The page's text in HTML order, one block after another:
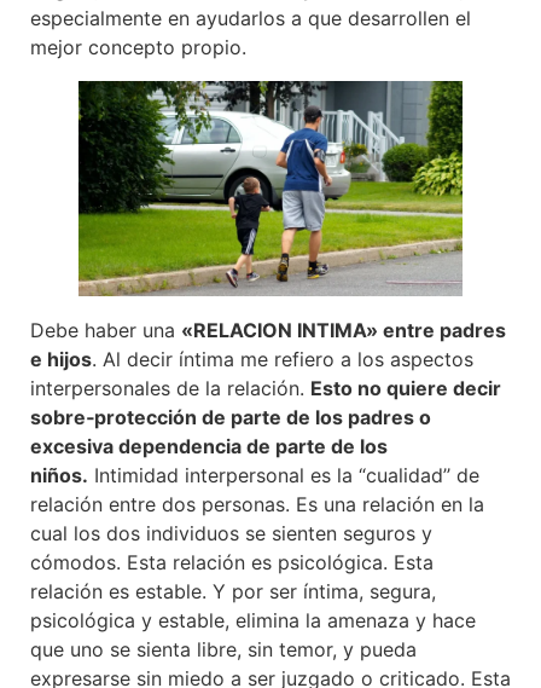
especialmente en ayudarlos a que desarrollen el
mejor concepto propio.
Debe haber una «RELACION INTIMA» entre padres
e hijos. Al decir íntima me refiero a los aspectos
interpersonales de la relación. Esto no quiere decir
sobre‑protección de parte de los padres o
excesiva dependencia de parte de los
niños. Intimidad interpersonal es la “cualidad’’ de
relación entre dos personas. Es una relación en la
cual los dos individuos se sienten seguros y
cómodos. Esta relación es psicológica. Esta
relación es estable. Y por ser íntima, segura,
psicológica y estable, elimina la amenaza y hace
que uno se sienta libre, sin temor, y pueda
expresarse sin miedo a ser juzgado o criticado. Esta